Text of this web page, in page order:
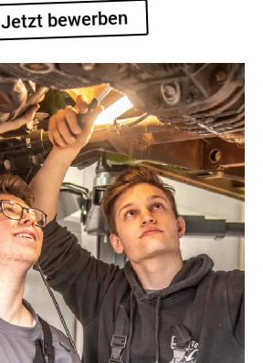
Jetzt bewerben